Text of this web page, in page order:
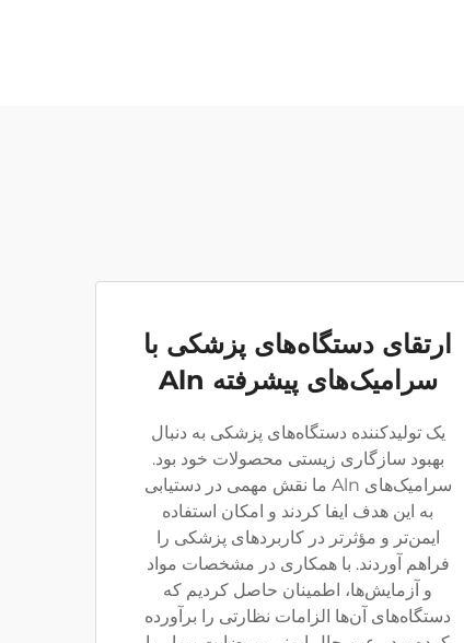
ارتقای دستگاه‌های پزشکی با
سرامیک‌های پیشرفته Aln
یک تولیدکننده دستگاه‌های پزشکی به دنبال
بهبود سازگاری زیستی محصولات خود بود.
سرامیک‌های Aln ما نقش مهمی در دستیابی
به این هدف ایفا کردند و امکان استفاده
ایمن‌تر و مؤثرتر در کاربردهای پزشکی را
فراهم آوردند. با همکاری در مشخصات مواد
و آزمایش‌ها، اطمینان حاصل کردیم که
دستگاه‌های آن‌ها الزامات نظارتی را برآورده